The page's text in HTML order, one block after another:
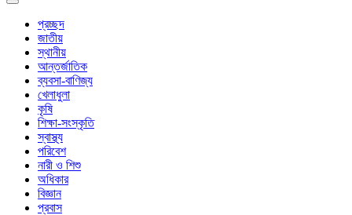
Toggle
navigation
প্রচ্ছদ
জাতীয়
স্থানীয়
আন্তর্জাতিক
ব্যবসা-বাণিজ্য
খেলাধুলা
কৃষি
শিক্ষা-সংস্কৃতি
স্বাস্থ্য
পরিবেশ
নারী ও শিশু
অধিকার
বিজ্ঞান
প্রবাস